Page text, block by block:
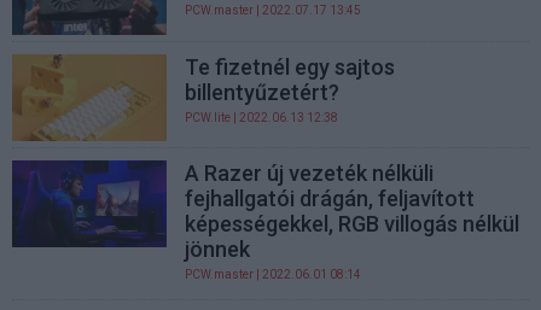
PCW.master | 2022.07.17 13:45
Te fizetnél egy sajtos
billentyűzetért?
PCW.lite | 2022.06.13 12:38
A Razer új vezeték nélküli
fejhallgatói drágán, feljavított
képességekkel, RGB villogás nélkül
jönnek
PCW.master | 2022.06.01 08:14